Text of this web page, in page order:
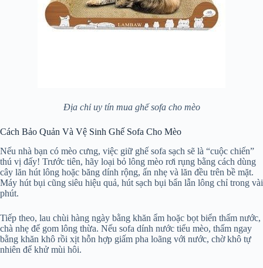
Địa chỉ uy tín mua ghế sofa cho mèo
Cách Bảo Quản Và Vệ Sinh Ghế Sofa Cho Mèo
Nếu nhà bạn có mèo cưng, việc giữ ghế sofa sạch sẽ là “cuộc chiến”
thú vị đấy! Trước tiên, hãy loại bỏ lông mèo rơi rụng bằng cách dùng
cây lăn hút lông hoặc băng dính rộng, ấn nhẹ và lăn đều trên bề mặt.
Máy hút bụi cũng siêu hiệu quả, hút sạch bụi bẩn lẫn lông chỉ trong vài
phút.
Tiếp theo, lau chùi hàng ngày bằng khăn ẩm hoặc bọt biển thấm nước,
chà nhẹ để gom lông thừa. Nếu sofa dính nước tiểu mèo, thấm ngay
bằng khăn khô rồi xịt hỗn hợp giấm pha loãng với nước, chờ khô tự
nhiên để khử mùi hôi.